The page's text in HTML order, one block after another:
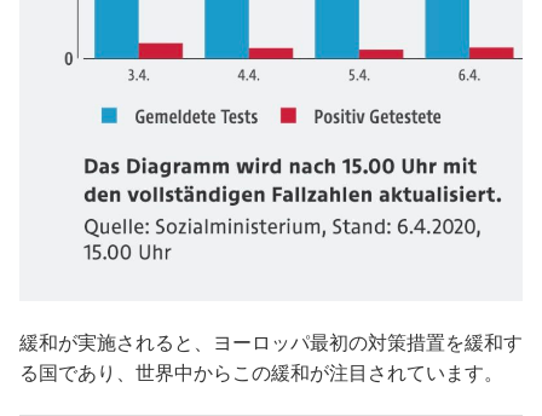
緩和が実施されると、ヨーロッパ最初の対策措置を緩和す
る国であり、世界中からこの緩和が注目されています。